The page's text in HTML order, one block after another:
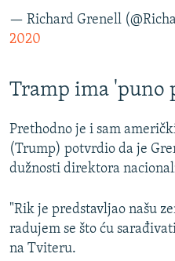
— Richard Grenell
2020
Tramp ima 'puno
Prethodno je i sam
(Trump) potvrdio da je
dužnosti direktora
"Rik je predstavljao našu
radujem se što ću
na Tviteru.